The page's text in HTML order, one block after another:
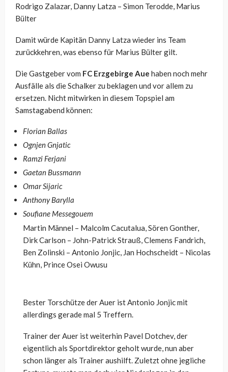
Rodrigo Zalazar, Danny Latza – Simon Terodde, Marius
Bülter
Damit würde Kapitän Danny Latza wieder ins Team
zurückkehren, was ebenso für Marius Bülter gilt.
Die Gastgeber vom FC Erzgebirge Aue haben noch mehr
Ausfälle als die Schalker zu beklagen und vor allem zu
ersetzen. Nicht mitwirken in diesem Topspiel am
Samstagabend können:
Florian Ballas
Ognjen Gnjatic
Ramzi Ferjani
Gaetan Bussmann
Omar Sijaric
Anthony Barylla
Soufiane Messegouem
Martin Männel – Malcolm Cacutalua, Sören Gonther,
Dirk Carlson – John-Patrick Strauß, Clemens Fandrich,
Ben Zolinski – Antonio Jonjic, Jan Hochscheidt – Nicolas
Kühn, Prince Osei Owusu
Bester Torschütze der Auer ist Antonio Jonjic mit
allerdings gerade mal 5 Treffern.
Trainer der Auer ist weiterhin Pavel Dotchev, der
eigentlich als Sportdirektor geholt wurde, nun aber
schon länger als Trainer aushilft. Zuletzt ohne jegliche